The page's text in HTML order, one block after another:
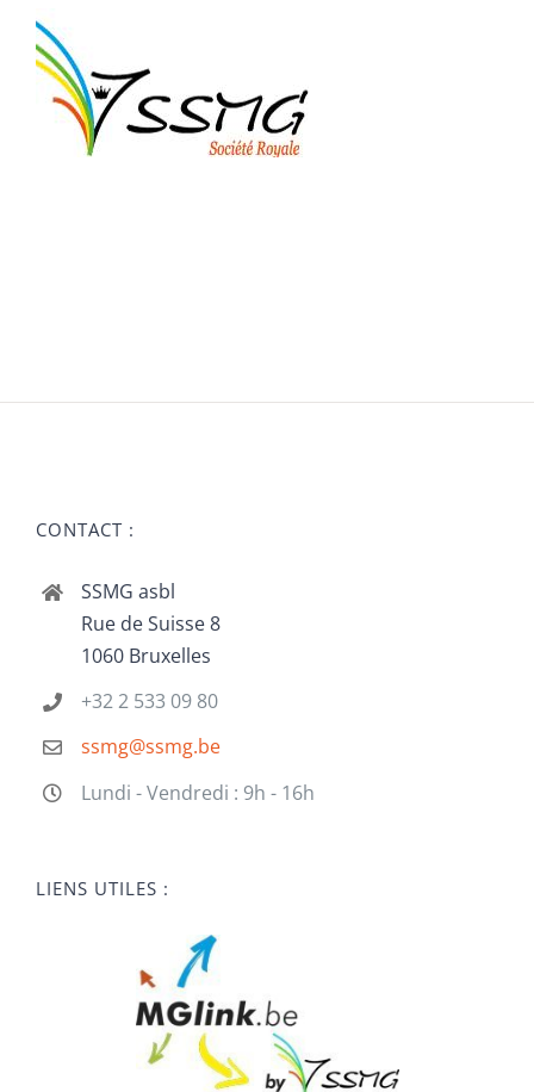
CONTACT :
SSMG asbl
Rue de Suisse 8
1060 Bruxelles
+32 2 533 09 80
ssmg@ssmg.be
Lundi - Vendredi : 9h - 16h
LIENS UTILES :